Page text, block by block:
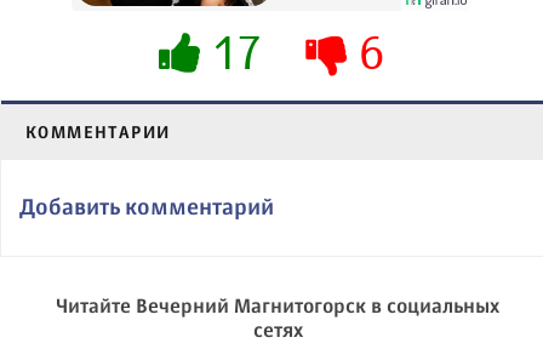
17 6
КОММЕНТАРИИ
Добавить комментарий
Читайте Вечерний Магнитогорск в социальных
сетях